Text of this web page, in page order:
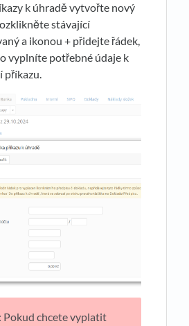
k úhradě vytvořte nový
stávající
a ikonou + přidejte řádek,
vyplníte potřebné údaje k
příkazu.
Pokud chcete vyplatit